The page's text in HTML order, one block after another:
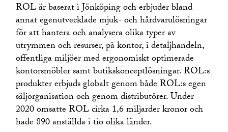
ROL är baserat i Jönköping och erbjuder bland
annat egenutvecklade mjuk- och hårdvarulösningar
för att hantera och analysera olika typer av
utrymmen och resurser, på kontor, i detaljhandeln,
offentliga miljöer med ergonomiskt optimerade
kontorsmöbler samt butikskonceptlösningar. ROL:s
produkter erbjuds globalt genom både ROL:s egen
säljorganisation och genom distributörer. Under
2020 omsatte ROL cirka 1,6 miljarder kronor och
hade 890 anställda i tio olika länder.